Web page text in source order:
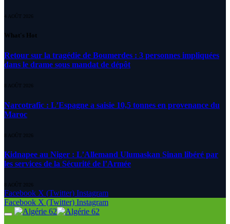
4 AOÛT 2026
What's Hot
Retour sur la tragédie de Boumerdes : 3 personnes impliquées
dans le drame sous mandat de dépôt
8 AOÛT 2026
Narcotrafic : L’Espagne a saisie 10,5 tonnes en provenance du
Maroc
8 AOÛT 2026
Kidnapee au Niger : L’Allemand Ulumaskan Sinan libéré par
les services de la Sécurité de l’Armée
8 AOÛT 2026
Facebook X (Twitter) Instagram
Facebook X (Twitter) Instagram